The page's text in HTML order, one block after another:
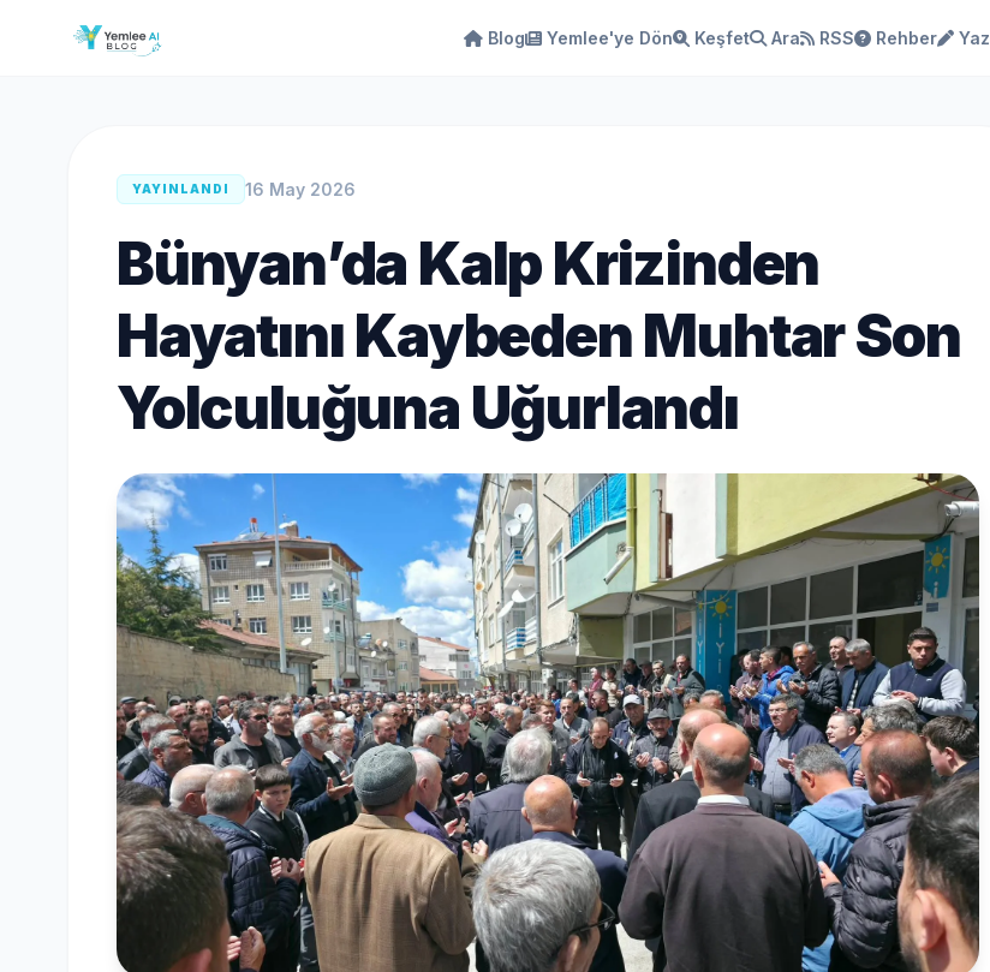
Blog Yemlee'ye Dön Keşfet Ara RSS Rehber
YAYINLANDI 16 May 2026
Bünyan’da Kalp Krizinden
Hayatını Kaybeden Muhtar Son
Yolculuğuna Uğurlandı